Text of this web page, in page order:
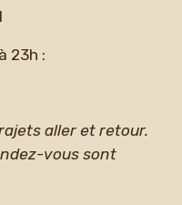
23h :
aller et retour.
vous sont